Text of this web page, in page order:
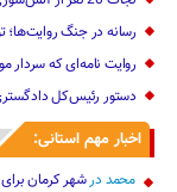
رسانه در جنگ روایت‌ها؛
روایت نامه‌ای که سردار
دستور رئیس‌کل
اخبار مهم استانی:
محمد درشهر کرمان